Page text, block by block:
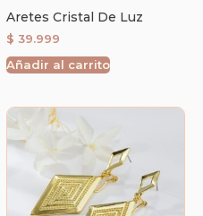
Aretes Cristal De Luz
$ 39.999
Añadir al carrito